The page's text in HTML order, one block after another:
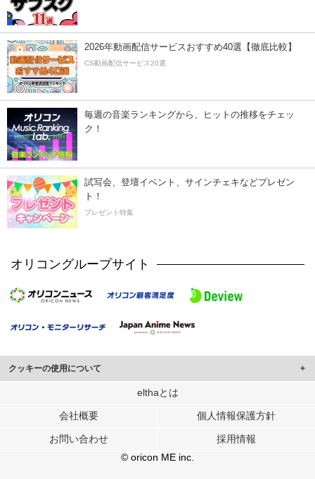
2026年動画配信サービスおすすめ40選【徹底比較】
CS動画配信サービス20選
毎週の音楽ランキングから、ヒットの推移をチェッ
ク！
試写会、登壇イベント、サインチェキなどプレゼン
ト！
プレゼント特集
オリコングループサイト
クッキーの使用について
このサイトでは Cookie を使用して、ユーザーに合わせたコンテンツや広告の
行っています。
メディアや広告配信、データ解析の各パートナーに提供しています。
各パートナーは、この情報とユーザーが各パートナーに提供した他の情報や、
ユーザーが各パートナーのサービスを使用したときに収集した他の情報を組み
elthaとは
会社概要 個人情報保護方針
お問い合わせ
採用情報
© oricon ME inc.